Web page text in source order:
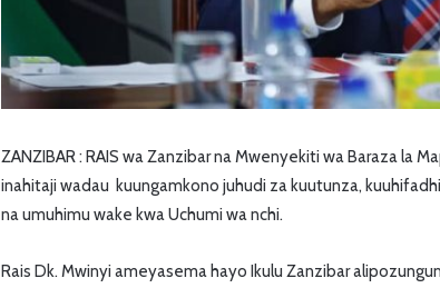
ZANZIBAR : RAIS wa Zanzibar na Mwenyekiti wa Baraza la
inahitaji wadau kuungamkono juhudi za kuutunza,
na umuhimu wake kwa Uchumi wa nchi.
Rais Dk. Mwinyi ameyasema hayo Ikulu Zanzibar